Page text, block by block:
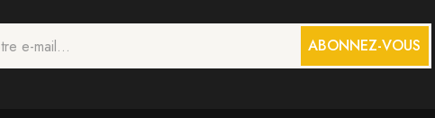
ABONNEZ-VOUS